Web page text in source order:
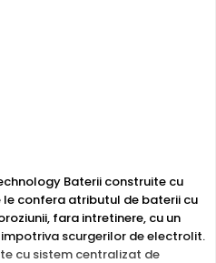
Baterii construite cu
confera atributul de baterii cu
fara intretinere, cu un
scurgerilor de electrolit.
cu sistem centralizat de